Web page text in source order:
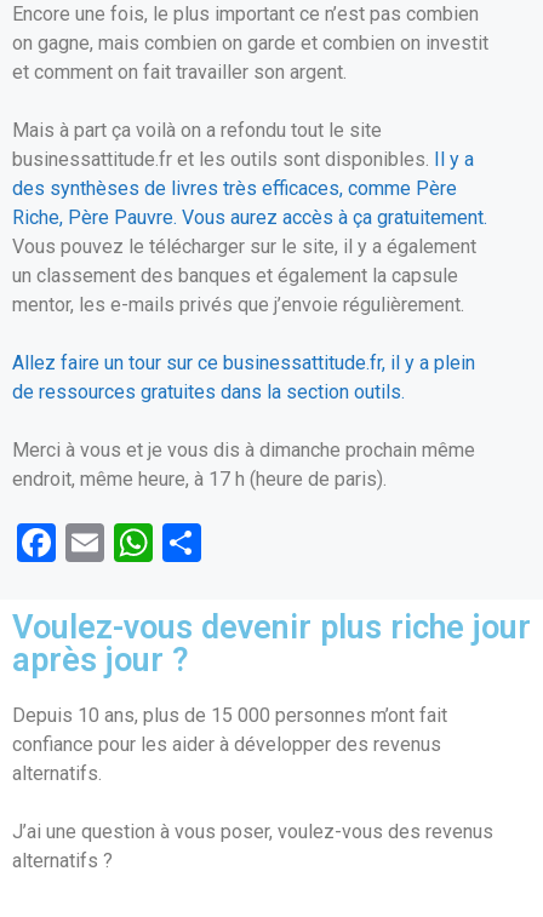
Encore une fois, le plus important ce n’est pas combien
on gagne, mais combien on garde et combien on investit
et comment on fait travailler son argent.
Mais à part ça voilà on a refondu tout le site
businessattitude.fr et les outils sont disponibles. Il y a
des synthèses de livres très efficaces, comme Père
Riche, Père Pauvre. Vous aurez accès à ça gratuitement.
Vous pouvez le télécharger sur le site, il y a également
un classement des banques et également la capsule
mentor, les e-mails privés que j’envoie régulièrement.
Allez faire un tour sur ce businessattitude.fr, il y a plein
de ressources gratuites dans la section outils.
Merci à vous et je vous dis à dimanche prochain même
endroit, même heure, à 17 h (heure de paris).
F
ce
b
o
o
k
E
ail
W
at
s
A
p
ta
er
Voulez-vous devenir plus riche jour
après jour ?
Depuis 10 ans, plus de 15 000 personnes m’ont fait
confiance pour les aider à développer des revenus
alternatifs.
J’ai une question à vous poser, voulez-vous des revenus
alternatifs ?